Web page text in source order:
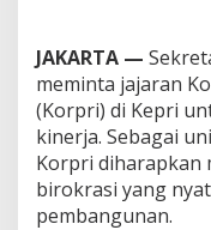
:
U
t
a
m
a
k
JAKARTA —
meminta jajaran
(Korpri) di Kepri
kinerja. Sebagai
Korpri diharapkan
birokrasi yang
pembangunan.